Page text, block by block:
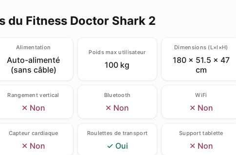
du Fitness Doctor Shark 2
Alimentation
Auto-alimenté
(sans câble)
Poids max utilisateur
100 kg
Dimensions (L×l×H)
180 × 51.5 × 47
cm
Rangement vertical
✕ Non
Bluetooth
✕ Non
WiFi
✕ Non
Capteur cardiaque
✕ Non
Roulettes de transport
✓ Oui
Support tablette
✕ Non